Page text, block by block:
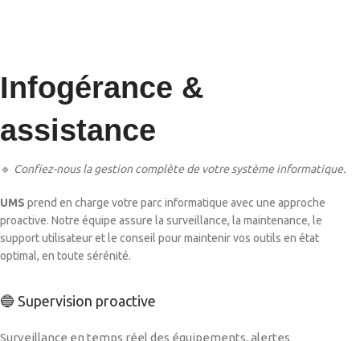
Infogérance &
assistance
🔹 Confiez-nous la gestion complète de votre système informatique.
UMS prend en charge votre parc informatique avec une approche
proactive. Notre équipe assure la surveillance, la maintenance, le
support utilisateur et le conseil pour maintenir vos outils en état
optimal, en toute sérénité.
🔵 Supervision proactive
Surveillance en temps réel des équipements, alertes